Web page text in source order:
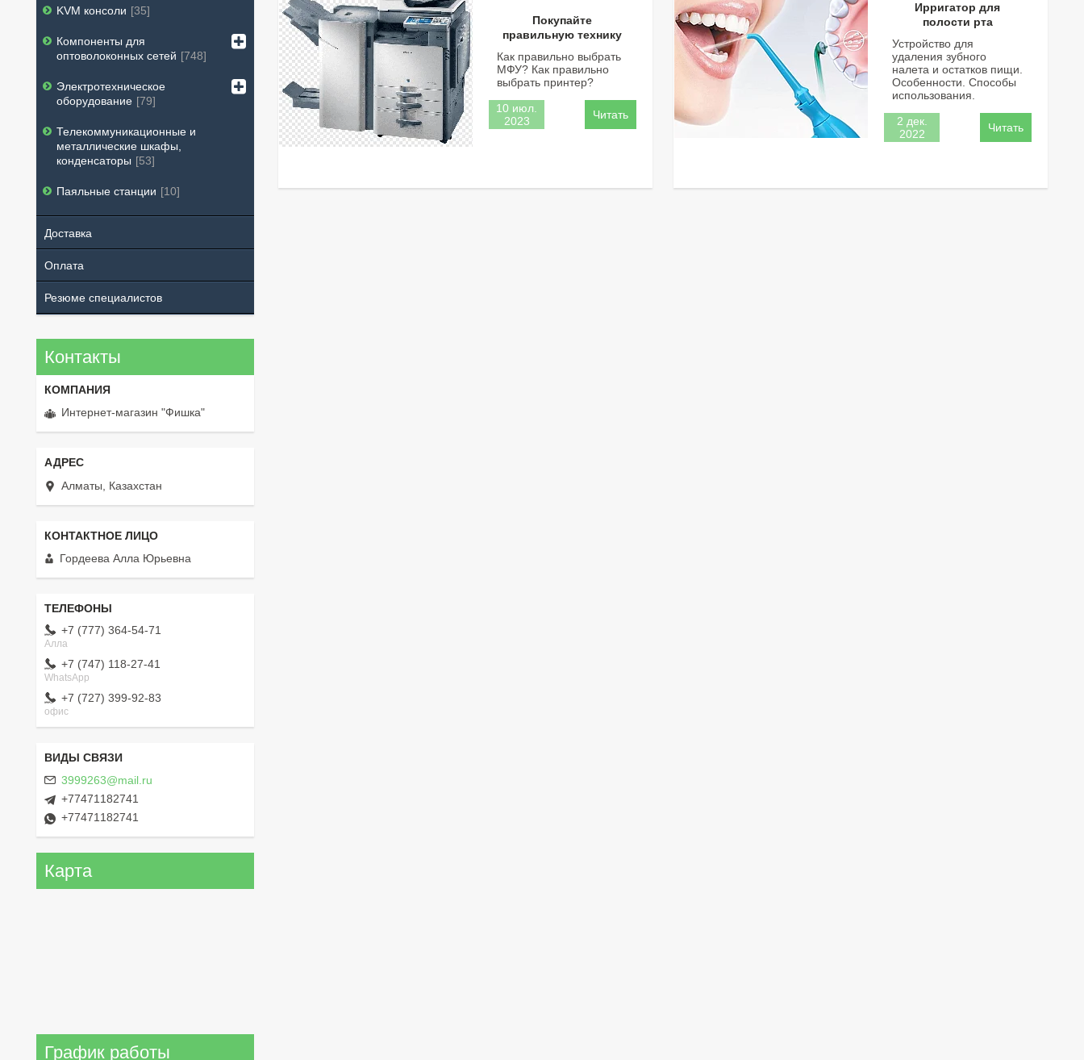
Покупайте
правильную технику
Как правильно выбрать
МФУ? Как правильно
выбрать принтер?
10 июл.
2023
Ирригатор для
полости рта
Устройство для
удаления зубного
налета и остатков пищи.
Особенности. Способы
использования.
2 дек.
2022
KVM консоли 35
Компоненты для
оптоволоконных сетей
748
Электротехническое
оборудование 79
Телекоммуникационные и
металлические шкафы,
конденсаторы
53
Паяльные станции 10
Доставка
Оплата
Резюме специалистов
Контакты
Интернет-магазин "Фишка"
Алматы, Казахстан
Гордеева Алла Юрьевна
+7 (777) 364-54-71
Алла
+7 (747) 118-27-41
WhatsApp
+7 (727) 399-92-83
офис
3999263@mail.ru
+77471182741
+77471182741
Карта
График работы